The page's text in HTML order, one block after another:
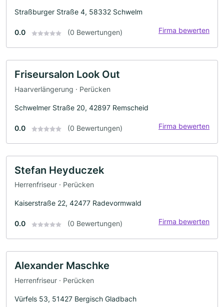
Straßburger Straße 4, 58332 Schwelm
0.0 (0 Bewertungen) Firma bewerten
Friseursalon Look Out
Haarverlängerung · Perücken
Schwelmer Straße 20, 42897 Remscheid
0.0 (0 Bewertungen) Firma bewerten
Stefan Heyduczek
Herrenfriseur · Perücken
Kaiserstraße 22, 42477 Radevormwald
0.0 (0 Bewertungen) Firma bewerten
Alexander Maschke
Herrenfriseur · Perücken
Vürfels 53, 51427 Bergisch Gladbach